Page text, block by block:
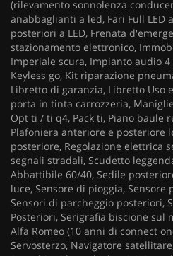
(rilevamento sonnolenza
anabbaglianti a led, Fari Full LED
posteriori a LED, Frenata
stazionamento elettronico,
Imperiale scura, Impianto audio
Keyless go, Kit riparazione
Libretto di garanzia, Libretto Uso
porta in tinta carrozzeria,
Opt ti / ti q4, Pack ti, Piano baule
Plafoniera anteriore e posteriore
posteriore, Regolazione elettrica
segnali stradali, Scudetto
Abbattibile 60/40, Sedile
luce, Sensore di pioggia,
Sensori di parcheggio posteriori,
Posteriori, Serigrafia biscione sul
Alfa Romeo (10 anni di connect
Servosterzo, Navigatore